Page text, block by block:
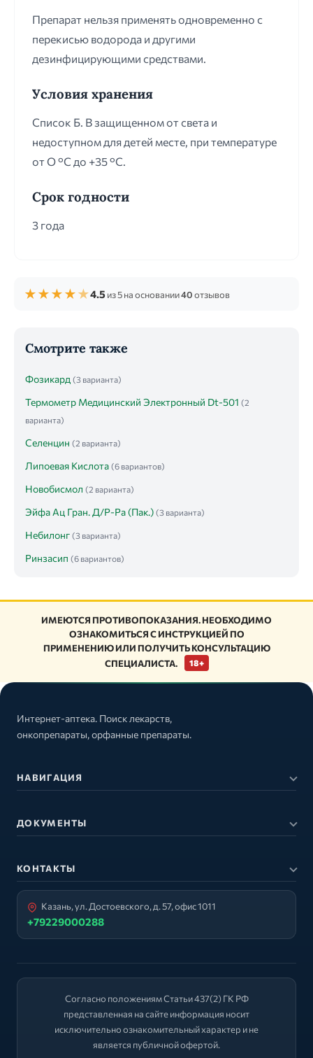
Препарат нельзя применять одновременно с
перекисью водорода и другими
дезинфицирующими средствами.
Условия хранения
Список Б. В защищенном от света и
недоступном для детей месте, при температуре
от О °С до +35 °С.
Срок годности
3 года
★★★★★4.5из 5 на основании40отзывов
Смотрите также
Фозикард (3 варианта)
Термометр Медицинский Электронный Dt-501 (2
варианта)
Селенцин (2 варианта)
Липоевая Кислота (6 вариантов)
Новобисмол (2 варианта)
Эйфа Ац Гран. Д/Р-Ра (Пак.) (3 варианта)
Небилонг (3 варианта)
Ринзасип (6 вариантов)
ИМЕЮТСЯ ПРОТИВОПОКАЗАНИЯ. НЕОБХОДИМО
ОЗНАКОМИТЬСЯ С ИНСТРУКЦИЕЙ ПО
ПРИМЕНЕНИЮ ИЛИ ПОЛУЧИТЬ КОНСУЛЬТАЦИЮ
СПЕЦИАЛИСТА.
18+
Интернет-аптека. Поиск лекарств,
онкопрепараты, орфанные препараты.
НАВИГАЦИЯ
ДОКУМЕНТЫ
КОНТАКТЫ
Казань, ул. Достоевского, д. 57, офис 1011
+79229000288
Согласно положениям Статьи 437(2) ГК РФ
представленная на сайте информация носит
исключительно ознакомительный характер и не
является публичной офертой.